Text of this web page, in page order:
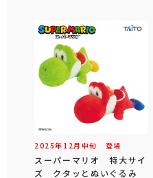
2025年 12 月 中旬 登場
スーパーマリオ 特大サイ
ズ クタッとぬいぐるみ